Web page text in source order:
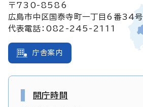
〒730-8586
広島市中区国泰寺町一丁目6番34号
代表電話：082-245-2111
庁舎案内
開庁時間